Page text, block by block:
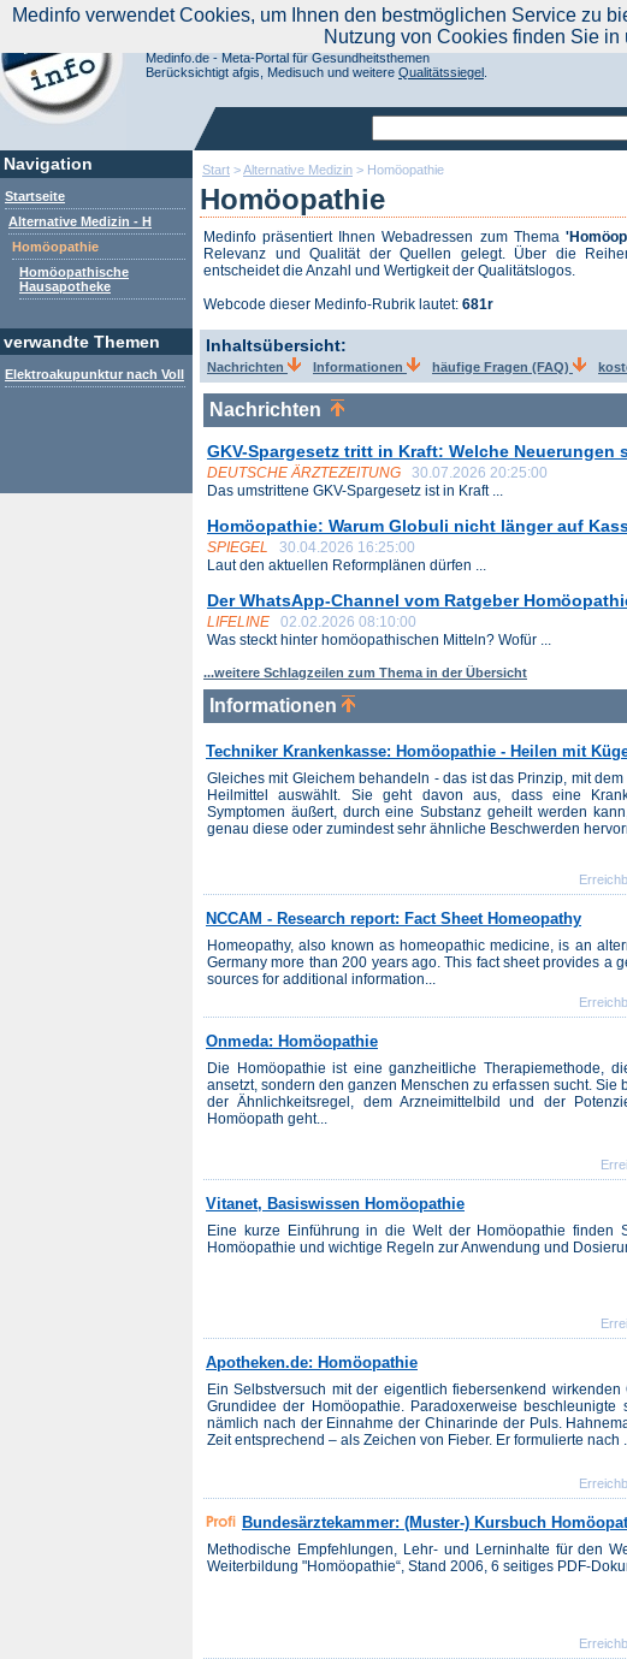
Start >Alternative Medizin > Homöopathie
Homöopathie
Medinfo präsentiert Ihnen Webadressen zum Thema
Relevanz und Qualität der Quellen gelegt. Über die
entscheidet die Anzahl und Wertigkeit der Qualitätslogos.
Webcode dieser Medinfo-Rubrik lautet: 681r
Inhaltsübersicht:
Nachrichten Informationen häufige Fragen (FAQ)
Nachrichten
GKV-Spargesetz tritt in Kraft: Welche Neuerungen
DEUTSCHE ÄRZTEZEITUNG
30.07.2026 20:25:00
Das umstrittene GKV-Spargesetz ist in Kraft ...
Homöopathie: Warum Globuli nicht länger auf
SPIEGEL
30.04.2026 16:25:00
Laut den aktuellen Reformplänen dürfen ...
Der WhatsApp-Channel vom Ratgeber
LIFELINE
02.02.2026 08:10:00
Was steckt hinter homöopathischen Mitteln? Wofür ...
...weitere Schlagzeilen zum Thema in der Übersicht
Informationen
Techniker Krankenkasse: Homöopathie - Heilen mit
Gleiches mit Gleichem behandeln - das ist das Prinzip, mit
Heilmittel auswählt. Sie geht davon aus, dass eine
Symptomen äußert, durch eine Substanz geheilt werden
genau diese oder zumindest sehr ähnliche Beschwerden
NCCAM - Research report: Fact Sheet Homeopathy
Homeopathy, also known as homeopathic medicine, is an
Germany more than 200 years ago. This fact sheet provides a
sources for additional information...
Onmeda: Homöopathie
Die Homöopathie ist eine ganzheitliche Therapiemethode,
ansetzt, sondern den ganzen Menschen zu erfassen sucht. Sie
der Ähnlichkeitsregel, dem Arzneimittelbild und der
Homöopath geht...
Vitanet, Basiswissen Homöopathie
Eine kurze Einführung in die Welt der Homöopathie finden
Homöopathie und wichtige Regeln zur Anwendung und
Apotheken.de: Homöopathie
Ein Selbstversuch mit der eigentlich fiebersenkend
Grundidee der Homöopathie. Paradoxerweise
nämlich nach der Einnahme der Chinarinde der Puls.
Zeit entsprechend – als Zeichen von Fieber. Er formulierte nach
Bundesärztekammer: (Muster-) Kursbuch
Methodische Empfehlungen, Lehr- und Lerninhalte für den
Weiterbildung "Homöopathie“, Stand 2006, 6 seitiges PDF-
Navigation
Startseite
Alternative Medizin - H
Homöopathie
Homöopathische
Hausapotheke
verwandte Themen
Elektroakupunktur nach Voll
Aktuelle Nachrichten|Nachrichtentrend |
Suchen Sie noch oder Finden Sie schon?
Medinfo.de - Meta-Portal für Gesundheitsthemen
Berücksichtigt afgis, Medisuch und weitere Qualitätssiegel
Medinfo verwendet Cookies, um Ihnen den bestmöglichen Service zu
Nutzung von Cookies finden Sie